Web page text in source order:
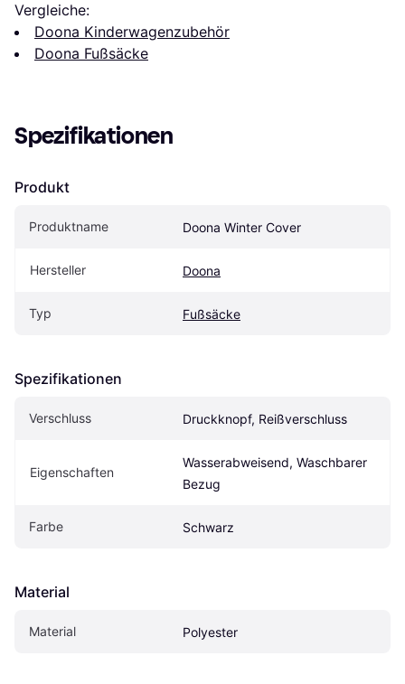
Vergleiche:
Doona Kinderwagenzubehör
Doona Fußsäcke
Spezifikationen
Produkt
Produktname Doona Winter Cover
Hersteller Doona
Typ Fußsäcke
Spezifikationen
Verschluss Druckknopf, Reißverschluss
Eigen­schaften
Wasserabweisend, Waschbarer
Bezug
Farbe Schwarz
Material
Material Polyester